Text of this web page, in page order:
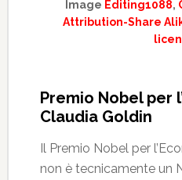
Image Editing1088,
Attribution-Share
Premio Nobel per
Claudia Goldin
Il Premio Nobel per
non è tecnicamente un